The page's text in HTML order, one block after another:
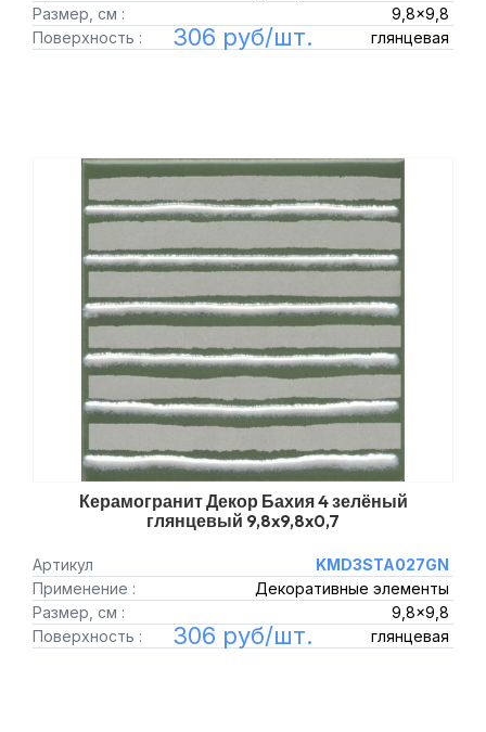
Размер, см :
9,8x9,8
Поверхность :
глянцевая
306 руб/шт.
Керамогранит Декор Бахия 4 зелёный
глянцевый 9,8x9,8x0,7
Артикул
KMD3STA027GN
Применение :
Декоративные элементы
Размер, см :
9,8x9,8
Поверхность :
глянцевая
306 руб/шт.